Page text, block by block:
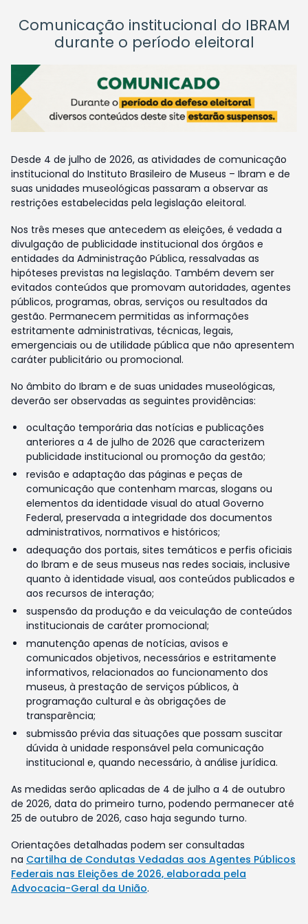
Comunicação institucional do IBRAM
durante o período eleitoral
Desde 4 de julho de 2026, as atividades de comunicação
institucional do Instituto Brasileiro de Museus – Ibram e de
suas unidades museológicas passaram a observar as
restrições estabelecidas pela legislação eleitoral.
Nos três meses que antecedem as eleições, é vedada a
divulgação de publicidade institucional dos órgãos e
entidades da Administração Pública, ressalvadas as
hipóteses previstas na legislação. Também devem ser
evitados conteúdos que promovam autoridades, agentes
públicos, programas, obras, serviços ou resultados da
gestão. Permanecem permitidas as informações
estritamente administrativas, técnicas, legais,
emergenciais ou de utilidade pública que não apresentem
caráter publicitário ou promocional.
No âmbito do Ibram e de suas unidades museológicas,
deverão ser observadas as seguintes providências:
ocultação temporária das notícias e publicações
anteriores a 4 de julho de 2026 que caracterizem
publicidade institucional ou promoção da gestão;
revisão e adaptação das páginas e peças de
comunicação que contenham marcas, slogans ou
elementos da identidade visual do atual Governo
Federal, preservada a integridade dos documentos
administrativos, normativos e históricos;
adequação dos portais, sites temáticos e perfis oficiais
do Ibram e de seus museus nas redes sociais, inclusive
quanto à identidade visual, aos conteúdos publicados e
aos recursos de interação;
suspensão da produção e da veiculação de conteúdos
institucionais de caráter promocional;
manutenção apenas de notícias, avisos e
comunicados objetivos, necessários e estritamente
informativos, relacionados ao funcionamento dos
museus, à prestação de serviços públicos, à
programação cultural e às obrigações de
transparência;
submissão prévia das situações que possam suscitar
dúvida à unidade responsável pela comunicação
institucional e, quando necessário, à análise jurídica.
As medidas serão aplicadas de 4 de julho a 4 de outubro
de 2026, data do primeiro turno, podendo permanecer até
25 de outubro de 2026, caso haja segundo turno.
Orientações detalhadas podem ser consultadas
na Cartilha de Condutas Vedadas aos Agentes Públicos
Federais nas Eleições de 2026, elaborada pela
Advocacia-Geral da União.